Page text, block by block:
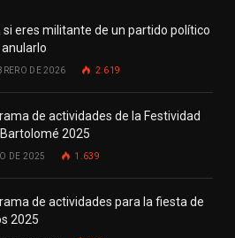
si eres militante de un partido político
DE 2026 2.619
de actividades de la Festividad
2025
DE 2025 1.639
de actividades para la fiesta de
2025